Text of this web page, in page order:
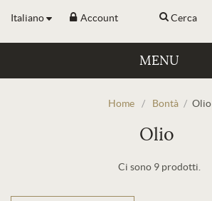
Italiano Account Cerca
MENU
Home / Bontà / Olio
Olio
Ci sono 9 prodotti.